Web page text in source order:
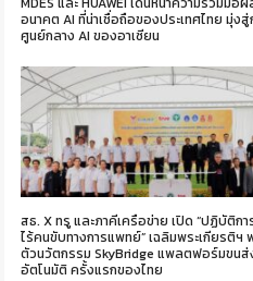
อนาคต AI ที่น่าเชื่อถือของประเทศไทย มุ่งสู่
ศูนย์กลาง AI ของอาเซียน
สธ. X ทรู และภาคีเครือข่าย เปิด “ปฏิบัติกา
ไร้คนขับทางการแพทย์” เฉลิมพระเกียรติฯ
ตัวนวัตกรรม SkyBridge แพลตฟอร์มขนส่
อัตโนมัติ ครั้งแรกของไทย